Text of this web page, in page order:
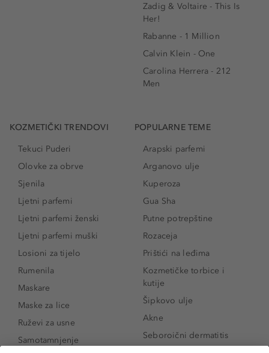
Zadig & Voltaire - This Is
Her!
Rabanne - 1 Million
Calvin Klein - One
Carolina Herrera - 212
Men
KOZMETIČKI TRENDOVI
Tekuci Puderi
Olovke za obrve
Sjenila
Ljetni parfemi
Ljetni parfemi ženski
Ljetni parfemi muški
Losioni za tijelo
Rumenila
Maskare
Maske za lice
Ruževi za usne
Samotamnjenje
POPULARNE TEME
Arapski parfemi
Arganovo ulje
Kuperoza
Gua Sha
Putne potrepštine
Rozaceja
Prištići na leđima
Kozmetičke torbice i
kutije
Šipkovo ulje
Akne
Seboroični dermatitis